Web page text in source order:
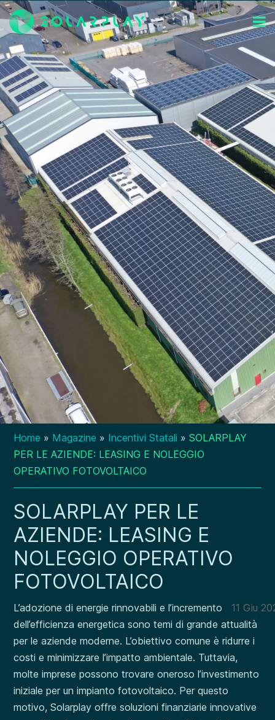
Home » Magazine » Incentivi Statali »SOLARPLAY
PER LE AZIENDE: LEASING E NOLEGGIO
OPERATIVO FOTOVOLTAICO
SOLARPLAY PER LE
AZIENDE: LEASING E
NOLEGGIO OPERATIVO
FOTOVOLTAICO
11 Giu
L’adozione di energie rinnovabili e l’incremento
dell’efficienza energetica sono temi di grande attualità
per le aziende moderne. L’obiettivo comune è ridurre i
costi e minimizzare l’impatto ambientale. Tuttavia,
molte imprese possono trovare oneroso l’investimento
iniziale per un impianto fotovoltaico. Per questo
motivo, Solarplay offre soluzioni finanziarie innovative